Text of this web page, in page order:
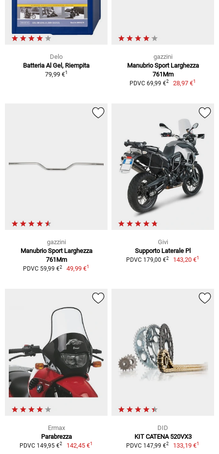
Delo
Batteria Al Gel, Riempita
79,99 €1
gazzini
Manubrio Sport Larghezza
761Mm
PDVC 69,99 €2 28,97 €1
gazzini
Manubrio Sport Larghezza
761Mm
PDVC 59,99 €2 49,99 €1
Givi
Supporto Laterale Pl
PDVC 179,00 €2 143,20 €1
Ermax
Parabrezza
PDVC 149,95 €2 142,45 €1
DID
KIT CATENA 520VX3
PDVC 147,99 €2 133,19 €1